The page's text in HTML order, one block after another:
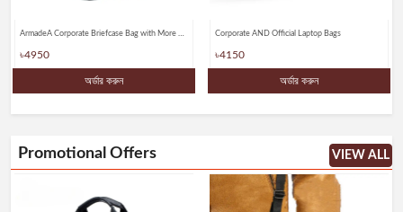
Corporate AND Official Laptop Bags
৳4150
অর্ডার করুন
Corporate Design Official AND Laptop Bags
৳3699
অর্ডার করুন
Promotional Offers VIEW ALL